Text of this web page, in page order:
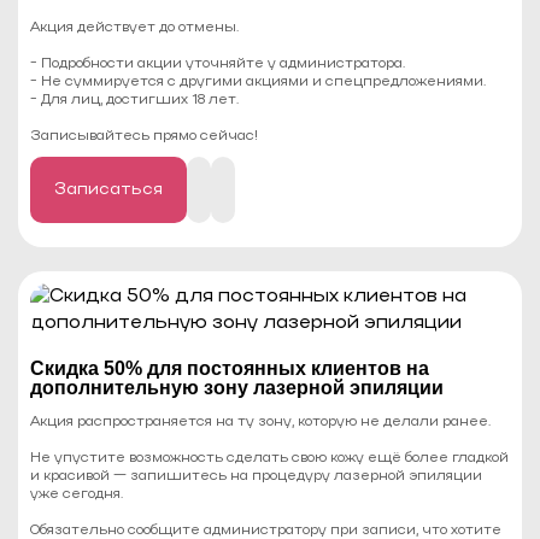
Акция действует до отмены.
- Подробности акции уточняйте у администратора.
- Не суммируется с другими акциями и спецпредложениями.
- Для лиц, достигших 18 лет.
Записывайтесь прямо сейчас!
Cкидка 50% для постоянных клиентов на
дополнительную зону лазерной эпиляции
Акция распространяется на ту зону, которую не делали ранее.
Не упустите возможность сделать свою кожу ещё более гладкой
и красивой — запишитесь на процедуру лазерной эпиляции
уже сегодня.
Обязательно сообщите администратору при записи, что хотите